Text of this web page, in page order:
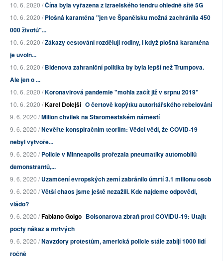
10. 6. 2020 /Čína byla vyřazena z izraelského tendru ohledně sítě 5G
10. 6. 2020 /Plošná karanténa "jen ve Španělsku možná zachránila 450
000 životů"...
10. 6. 2020 /Zákazy cestování rozdělují rodiny, i když plošná karanténa
je uvolň...
10. 6. 2020 /Bidenova zahraniční politika by byla lepší než Trumpova.
Ale jen o ...
10. 6. 2020 /Koronavirová pandemie "mohla začít již v srpnu 2019"
10. 6. 2020 /Karel Dolejší O čertově kopýtku autoritářského rebelování
9. 6. 2020 /Milion chvilek na Staroměstském náměstí
9. 6. 2020 /Nevěřte konspiračním teoriím: Vědci vědí, že COVID-19
nebyl vytvoře...
9. 6. 2020 /Policie v Minneapolis prořezala pneumatiky automobilů
demonstrantů,...
9. 6. 2020 /Uzamčení evropských zemí zabránilo úmrtí 3.1 milionu osob
9. 6. 2020 /Větší chaos jsme ještě nezažili. Kde najdeme odpovědi,
vládo?
9. 6. 2020 /Fabiano Golgo Bolsonarova zbraň proti COVIDU-19: Utajit
počty nákaz a mrtvých
9. 6. 2020 /Navzdory protestům, americká policie stále zabíjí 1000 lidí
ročně